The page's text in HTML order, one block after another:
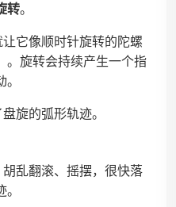
转。
它像顺时针旋转的陀螺
。旋转会持续产生一个指
旋的弧形轨迹。
乱翻滚、摇摆，很快落